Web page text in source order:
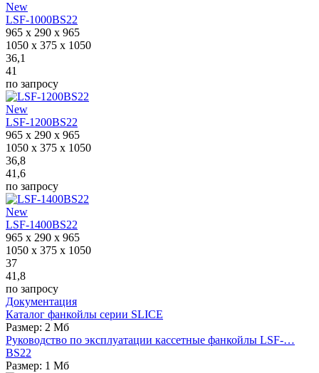
New
LSF-1000BS22
965 x 290 x 965
1050 x 375 x 1050
36,1
41
по запросу
New
LSF-1200BS22
965 x 290 x 965
1050 x 375 x 1050
36,8
41,6
по запросу
New
LSF-1400BS22
965 x 290 x 965
1050 x 375 x 1050
37
41,8
по запросу
Документация
Каталог фанкойлы серии SLICE
Размер: 2 Мб
Руководство по эксплуатации кассетные фанкойлы LSF-…
BS22
Размер: 1 Мб